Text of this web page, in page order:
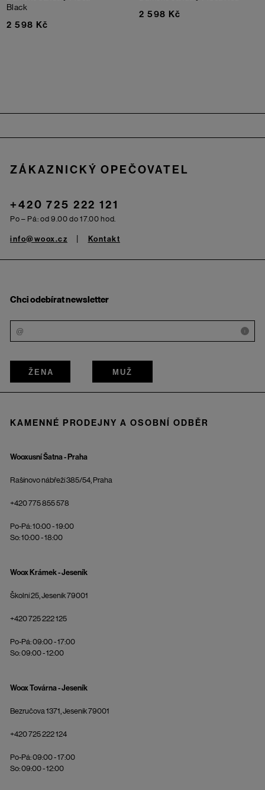
Black
2 598 Kč
2 598 Kč
ZÁKAZNICKÝ OPEČOVATEL
+420 725 222 121
Po – Pá: od 9.00 do 17.00 hod.
info@woox.cz Kontakt
Chci odebírat newsletter
i
ŽENA MUŽ
KAMENNÉ PRODEJNY A OSOBNÍ ODBĚR
Wooxusní Šatna - Praha
Rašínovo nábřeží 385/54, Praha
+420 775 855 578
Po-Pá: 10:00 - 19:00
So: 10:00 - 18:00
Woox Krámek - Jeseník
Školní 25, Jeseník 79001
+420 725 222 125
Po-Pá: 09:00 - 17:00
So: 09:00 - 12:00
Woox Továrna - Jeseník
Bezručova 1371, Jeseník 79001
+420 725 222 124
Po-Pá: 09:00 - 17:00
So: 09:00 - 12:00